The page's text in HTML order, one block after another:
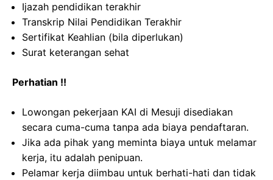
Ijazah pendidikan terakhir
Transkrip Nilai Pendidikan Terakhir
Sertifikat Keahlian (bila diperlukan)
Surat keterangan sehat
Perhatian !!
Lowongan pekerjaan KAI di Mesuji disediakan
secara cuma-cuma tanpa ada biaya pendaftaran.
Jika ada pihak yang meminta biaya untuk melamar
kerja, itu adalah penipuan.
Pelamar kerja diimbau untuk berhati-hati dan tidak